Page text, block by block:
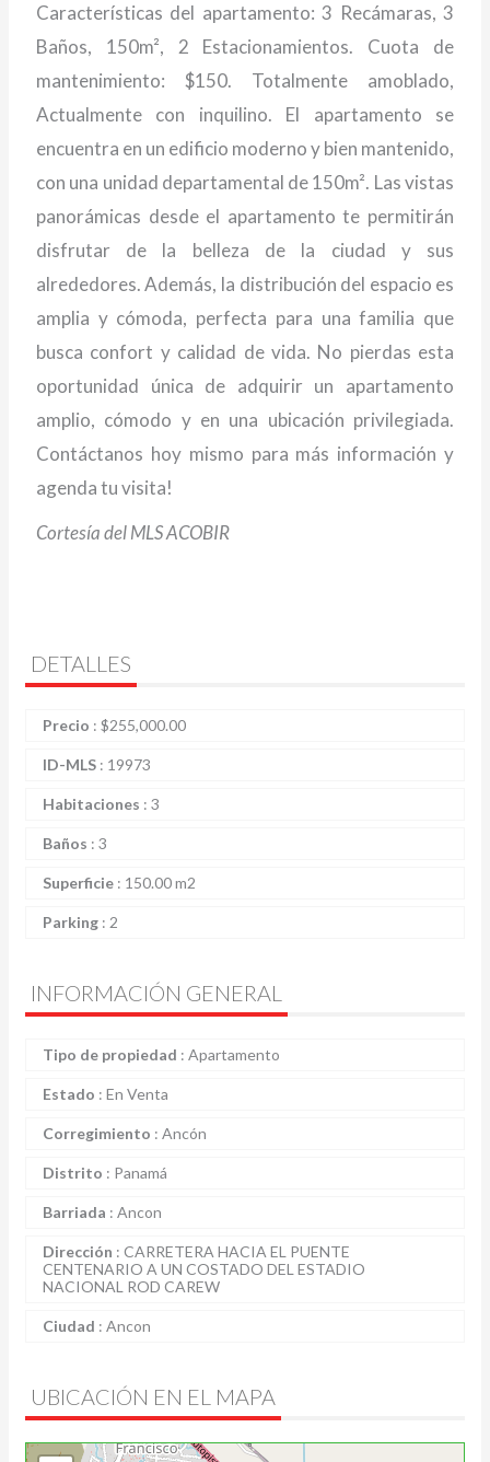
Características del apartamento: 3 Recámaras, 3
Baños, 150m², 2 Estacionamientos. Cuota de
mantenimiento: $150. Totalmente amoblado,
Actualmente con inquilino. El apartamento se
encuentra en un edificio moderno y bien mantenido,
con una unidad departamental de 150m². Las vistas
panorámicas desde el apartamento te permitirán
disfrutar de la belleza de la ciudad y sus
alrededores. Además, la distribución del espacio es
amplia y cómoda, perfecta para una familia que
busca confort y calidad de vida. No pierdas esta
oportunidad única de adquirir un apartamento
amplio, cómodo y en una ubicación privilegiada.
Contáctanos hoy mismo para más información y
agenda tu visita!
Cortesía del MLS ACOBIR
DETALLES
Precio : $255,000.00
ID-MLS : 19973
Habitaciones : 3
Baños : 3
Superficie : 150.00 m2
Parking : 2
INFORMACIÓN GENERAL
Tipo de propiedad : Apartamento
Estado : En Venta
Corregimiento : Ancón
Distrito : Panamá
Barriada : Ancon
Dirección : CARRETERA HACIA EL PUENTE
CENTENARIO A UN COSTADO DEL ESTADIO
NACIONAL ROD CAREW
Ciudad : Ancon
UBICACIÓN EN EL MAPA